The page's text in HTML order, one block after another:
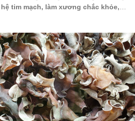
tim mạch, làm xương chắc khỏe,